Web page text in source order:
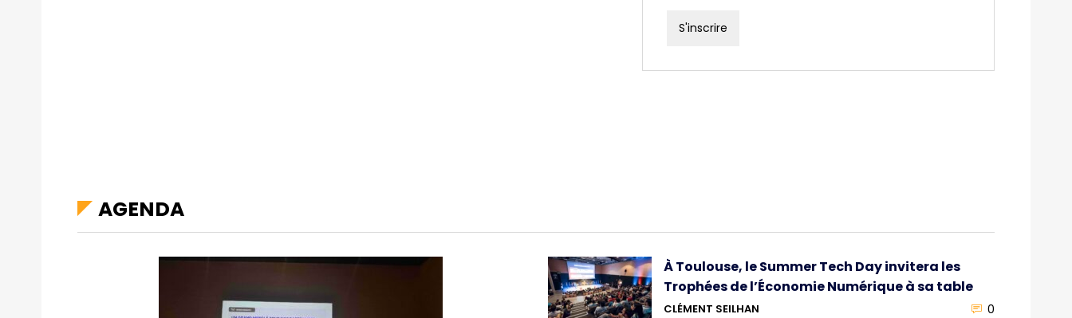
AGENDA
À Toulouse, le Summer Tech Day invitera les
Trophées de l’Économie Numérique à sa table
CLÉMENT SEILHAN 0